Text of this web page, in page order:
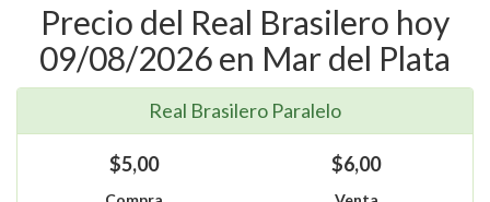
Precio del Real Brasilero hoy
09/08/2026 en Mar del Plata
Real Brasilero Paralelo
$5,00 $6,00